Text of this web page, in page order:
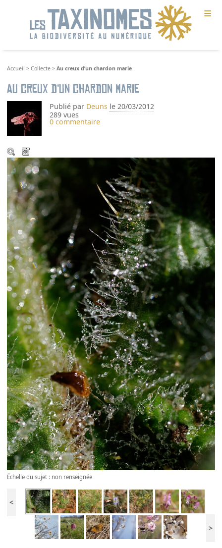
≡
Accueil >Collecte >Au creux d’un chardon marie
Au creux d’un chardon marie
Publié par Deuns le 20/03/2012
289 vues
0 commentaire
Échelle du sujet : non renseignée
<
>